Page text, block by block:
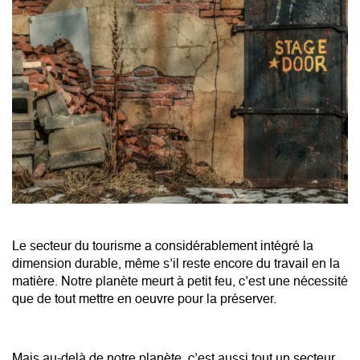
Le secteur du tourisme a considérablement intégré la
dimension durable, même s’il reste encore du travail en la
matière. Notre planète meurt à petit feu, c’est une nécessité
que de tout mettre en oeuvre pour la préserver.